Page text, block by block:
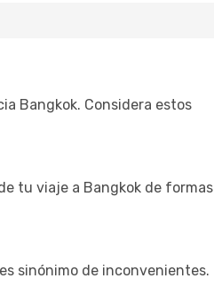
Bangkok. Considera estos
tu viaje a Bangkok de formas
sinónimo de inconvenientes.